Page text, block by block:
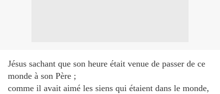
Jésus sachant que son heure était venue de passer de ce
monde à son Père ;
comme il avait aimé les siens qui étaient dans le monde,